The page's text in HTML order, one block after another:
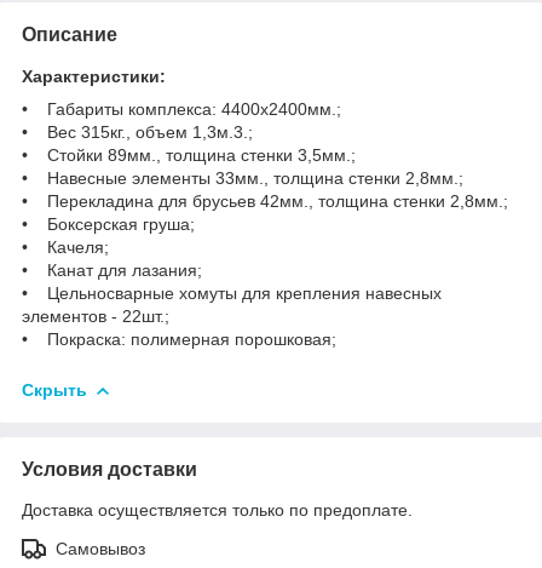
Описание
Характеристики:
• Габариты комплекса: 4400х2400мм.;
• Вес 315кг., объем 1,3м.3.;
• Стойки 89мм., толщина стенки 3,5мм.;
• Навесные элементы 33мм., толщина стенки 2,8мм.;
• Перекладина для брусьев 42мм., толщина стенки 2,8мм.;
• Боксерская груша;
• Качеля;
• Канат для лазания;
• Цельносварные хомуты для крепления навесных
элементов - 22шт.;
• Покраска: полимерная порошковая;
Скрыть
Условия доставки
Доставка осуществляется только по предоплате.
Самовывоз